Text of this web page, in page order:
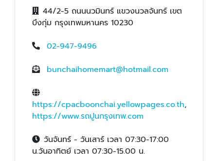
44/2-5 ถนนนวมินทร์ แขวงนวลจันทร์ เขต
บึงกุ่ม กรุงเทพมหานคร 10230
02-947-9496
bunchaihomemart@hotmail.com
https://cpacboonchai.yellowpages.co.th,
https://www.รถปูนกรุงเทพ.com
วันจันทร์ - วันเสาร์ เวลา 07:30-17:00
น.วันอาทิตย์ เวลา 07:30-15.00 น.